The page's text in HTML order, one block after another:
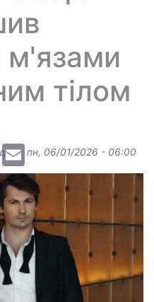
м'язами
тілом
Viber Email
пн, 06/01/2026 - 06:00